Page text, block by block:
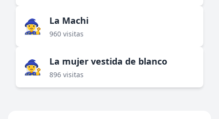
🧙‍♀️ La Machi
960 visitas
🧙‍♀️ La mujer vestida de blanco
896 visitas